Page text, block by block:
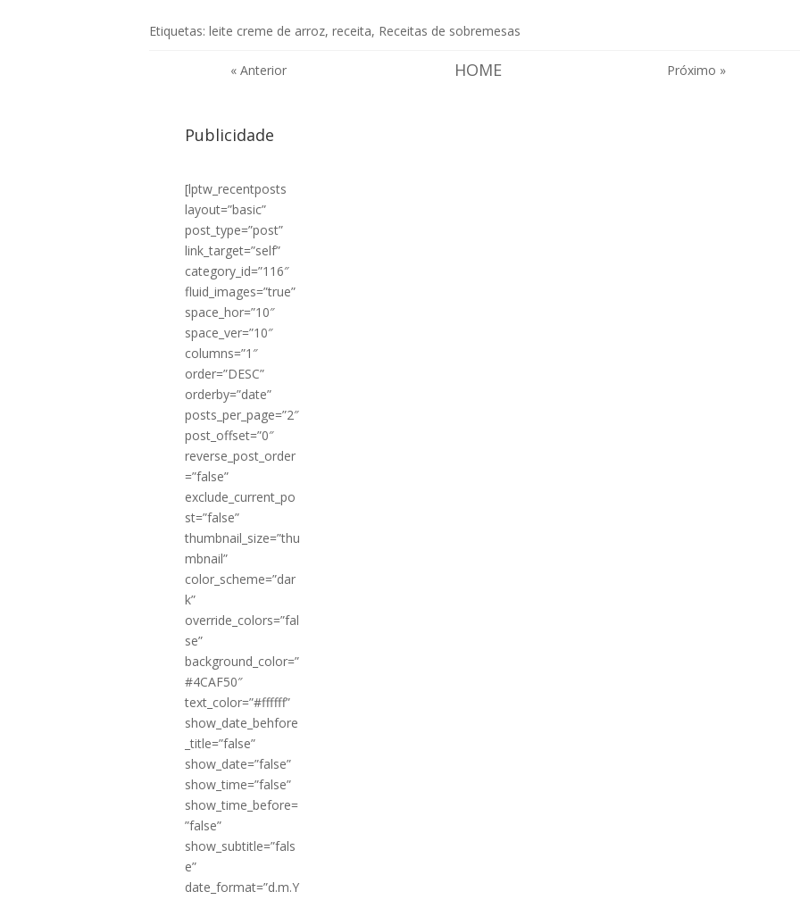
Etiquetas:leite creme de arroz,receita, Receitas de sobremesas
« Anterior HOME Próximo »
Publicidade
[lptw_recentposts
layout=”basic”
post_type=”post”
link_target=”self”
category_id=”116″
fluid_images=”true”
space_hor=”10″
space_ver=”10″
columns=”1″
order=”DESC”
orderby=”date”
posts_per_page=”2″
post_offset=”0″
reverse_post_order
=”false”
exclude_current_po
st=”false”
thumbnail_size=”thu
mbnail”
color_scheme=”dar
k”
override_colors=”fal
se”
background_color=”
#4CAF50″
text_color=”#ffffff”
show_date_behfore
_title=”false”
show_date=”false”
show_time=”false”
show_time_before=
”false”
show_subtitle=”fals
e”
date_format=”d.m.Y